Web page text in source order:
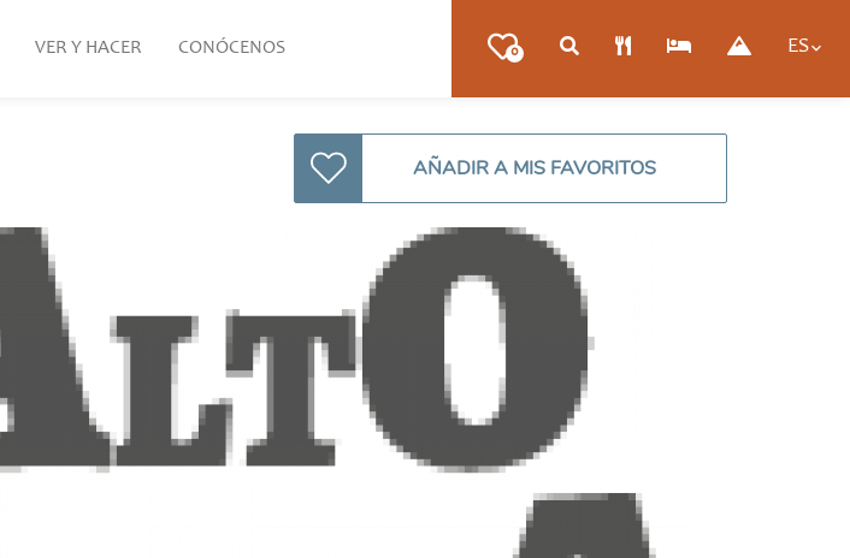
0 ES
VER Y HACER CONÓCENOS
AÑADIR A MIS FAVORITOS